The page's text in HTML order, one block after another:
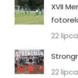
XVII
22
22